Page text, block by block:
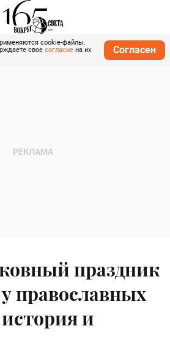
cookie-файлы.
свое согласие на их
Согласен
праздник
у православных
и